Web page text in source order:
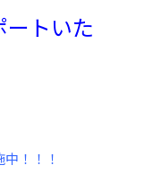
トいた
！！！